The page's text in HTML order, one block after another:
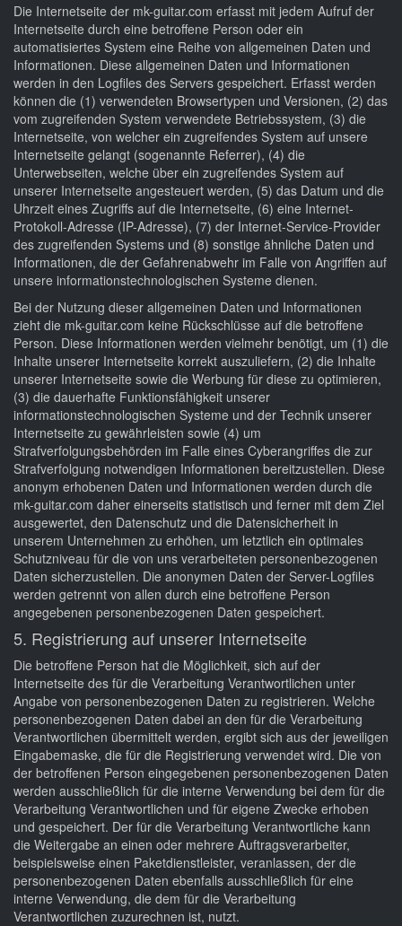
Die Internetseite der mk-guitar.com erfasst mit jedem Aufruf der
Internetseite durch eine betroffene Person oder ein
automatisiertes System eine Reihe von allgemeinen Daten und
Informationen. Diese allgemeinen Daten und Informationen
werden in den Logfiles des Servers gespeichert. Erfasst werden
können die (1) verwendeten Browsertypen und Versionen, (2) das
vom zugreifenden System verwendete Betriebssystem, (3) die
Internetseite, von welcher ein zugreifendes System auf unsere
Internetseite gelangt (sogenannte Referrer), (4) die
Unterwebseiten, welche über ein zugreifendes System auf
unserer Internetseite angesteuert werden, (5) das Datum und die
Uhrzeit eines Zugriffs auf die Internetseite, (6) eine Internet-
Protokoll-Adresse (IP-Adresse), (7) der Internet-Service-Provider
des zugreifenden Systems und (8) sonstige ähnliche Daten und
Informationen, die der Gefahrenabwehr im Falle von Angriffen auf
unsere informationstechnologischen Systeme dienen.
Bei der Nutzung dieser allgemeinen Daten und Informationen
zieht die mk-guitar.com keine Rückschlüsse auf die betroffene
Person. Diese Informationen werden vielmehr benötigt, um (1) die
Inhalte unserer Internetseite korrekt auszuliefern, (2) die Inhalte
unserer Internetseite sowie die Werbung für diese zu optimieren,
(3) die dauerhafte Funktionsfähigkeit unserer
informationstechnologischen Systeme und der Technik unserer
Internetseite zu gewährleisten sowie (4) um
Strafverfolgungsbehörden im Falle eines Cyberangriffes die zur
Strafverfolgung notwendigen Informationen bereitzustellen. Diese
anonym erhobenen Daten und Informationen werden durch die
mk-guitar.com daher einerseits statistisch und ferner mit dem Ziel
ausgewertet, den Datenschutz und die Datensicherheit in
unserem Unternehmen zu erhöhen, um letztlich ein optimales
Schutzniveau für die von uns verarbeiteten personenbezogenen
Daten sicherzustellen. Die anonymen Daten der Server-Logfiles
werden getrennt von allen durch eine betroffene Person
angegebenen personenbezogenen Daten gespeichert.
5. Registrierung auf unserer Internetseite
Die betroffene Person hat die Möglichkeit, sich auf der
Internetseite des für die Verarbeitung Verantwortlichen unter
Angabe von personenbezogenen Daten zu registrieren. Welche
personenbezogenen Daten dabei an den für die Verarbeitung
Verantwortlichen übermittelt werden, ergibt sich aus der jeweiligen
Eingabemaske, die für die Registrierung verwendet wird. Die von
der betroffenen Person eingegebenen personenbezogenen Daten
werden ausschließlich für die interne Verwendung bei dem für die
Verarbeitung Verantwortlichen und für eigene Zwecke erhoben
und gespeichert. Der für die Verarbeitung Verantwortliche kann
die Weitergabe an einen oder mehrere Auftragsverarbeiter,
beispielsweise einen Paketdienstleister, veranlassen, der die
personenbezogenen Daten ebenfalls ausschließlich für eine
interne Verwendung, die dem für die Verarbeitung
Verantwortlichen zuzurechnen ist, nutzt.